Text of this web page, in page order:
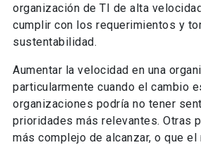
organización de TI de alta
cumplir con los requerimientos y
sustentabilidad.
Aumentar la velocidad en una
particularmente cuando el cambio
organizaciones podría no tener
prioridades más relevantes. Otras
más complejo de alcanzar, o que